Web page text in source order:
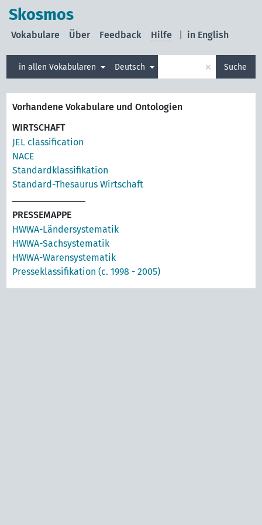
Skosmos
in English
Vokabulare Über Feedback Hilfe
in allen Vokabularen Deutsch × Suche
Vorhandene Vokabulare und Ontologien
WIRTSCHAFT
JEL classification
NACE
Standardklassifikation
Standard-Thesaurus Wirtschaft
PRESSEMAPPE
HWWA-Ländersystematik
HWWA-Sachsystematik
HWWA-Warensystematik
Presseklassifikation (c. 1998 - 2005)